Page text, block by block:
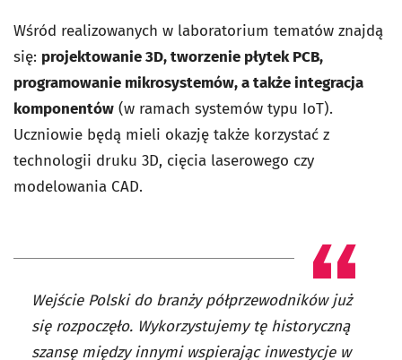
Wśród realizowanych w laboratorium tematów znajdą
się: projektowanie 3D, tworzenie płytek PCB,
programowanie mikrosystemów, a także integracja
komponentów (w ramach systemów typu IoT).
Uczniowie będą mieli okazję także korzystać z
technologii druku 3D, cięcia laserowego czy
modelowania CAD.
Wejście Polski do branży półprzewodników już
się rozpoczęło. Wykorzystujemy tę historyczną
szansę między innymi wspierając inwestycje w